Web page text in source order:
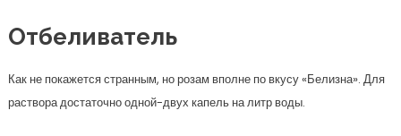
Отбеливатель
Как не покажется странным, но розам вполне по вкусу «Белизна». Для
раствора достаточно одной-двух капель на литр воды.